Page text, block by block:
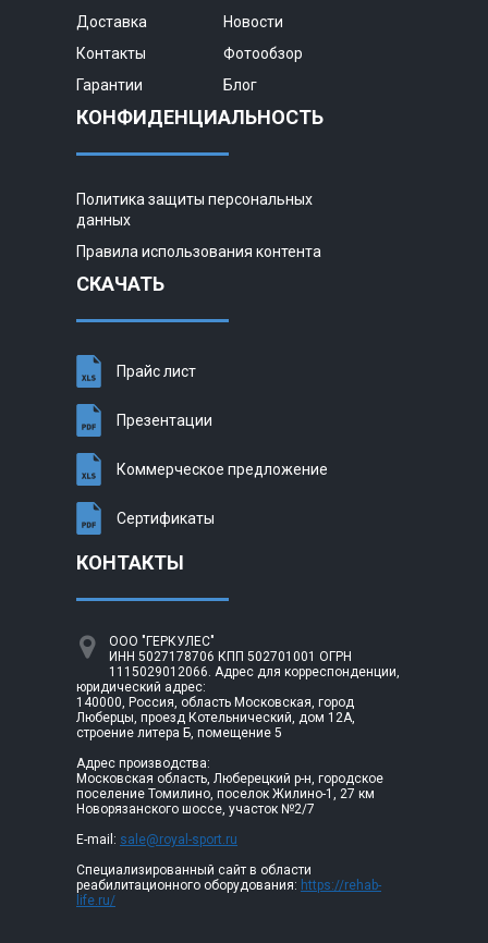
Доставка
Новости
Контакты
Фотообзор
Гарантии
Блог
КОНФИДЕНЦИАЛЬНОСТЬ
Политика защиты персональных
данных
Правила использования контента
СКАЧАТЬ
Прайс лист
Презентации
Коммерческое предложение
Сертификаты
КОНТАКТЫ
ООО "ГЕРКУЛЕС"
ИНН 5027178706 КПП 502701001 ОГРН
1115029012066. Адрес для корреспонденции,
юридический адрес:
140000, Россия, область Московская, город
Люберцы, проезд Котельнический, дом 12А,
строение литера Б, помещение 5
Адрес производства:
Московская область, Люберецкий р-н, городское
поселение Томилино, поселок Жилино-1, 27 км
Новорязанского шоссе, участок №2/7
E-mail: sale@royal-sport.ru
Специализированный сайт в области
реабилитационного оборудования: https://rehab-
life.ru/